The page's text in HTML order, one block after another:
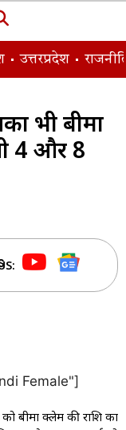
उत्तरप्रदेश
भी बीमा
4 और 8
Female"]
बीमा क्लेम की राशि का